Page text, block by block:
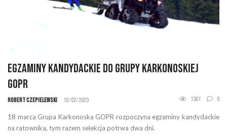
Egzaminy kandydackie do Grupy Karkonoskiej
GOPR
Robert Czepielewski 15/02/2023 1361 0
18 marca Grupa Karkonoska GOPR rozpoczyna egzaminy kandydackie
na ratownika, tym razem selekcja potrwa dwa dni.